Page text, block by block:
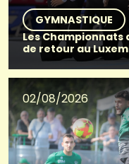
GYMNASTIQUE
Les Championnats
de retour au
02/08/2026